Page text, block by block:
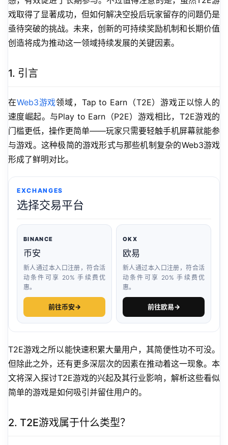
戏取得了显著成功，但如何解决空投后玩家留存的问题仍是
亟待突破的挑战。未来，创新的可持续奖励机制和长期价值
创造将成为推动这一领域持续发展的关键因素。
1. 引言
在Web3游戏领域，Tap to Earn（T2E）游戏正以惊人的
速度崛起。与Play to Earn（P2E）游戏相比，T2E游戏的
门槛更低，操作更简单——玩家只需要轻触手机屏幕就能参
与游戏。这种极简的游戏形式与那些机制复杂的Web3游戏
形成了鲜明对比。
EXCHANGES
选择交易平台
BINANCE
币安
新人通过本入口注册，符合活
动条件可享 20% 手续费优
惠。
前往币安→
OKX
欧易
新人通过本入口注册，符合活
动条件可享 20% 手续费优
惠。
前往欧易→
T2E游戏之所以能快速积累大量用户，其简便性功不可没。
但除此之外，还有更多深层次的因素在推动着这一现象。本
文将深入探讨T2E游戏的兴起及其行业影响，解析这些看似
简单的游戏是如何吸引并留住用户的。
2. T2E游戏属于什么类型？